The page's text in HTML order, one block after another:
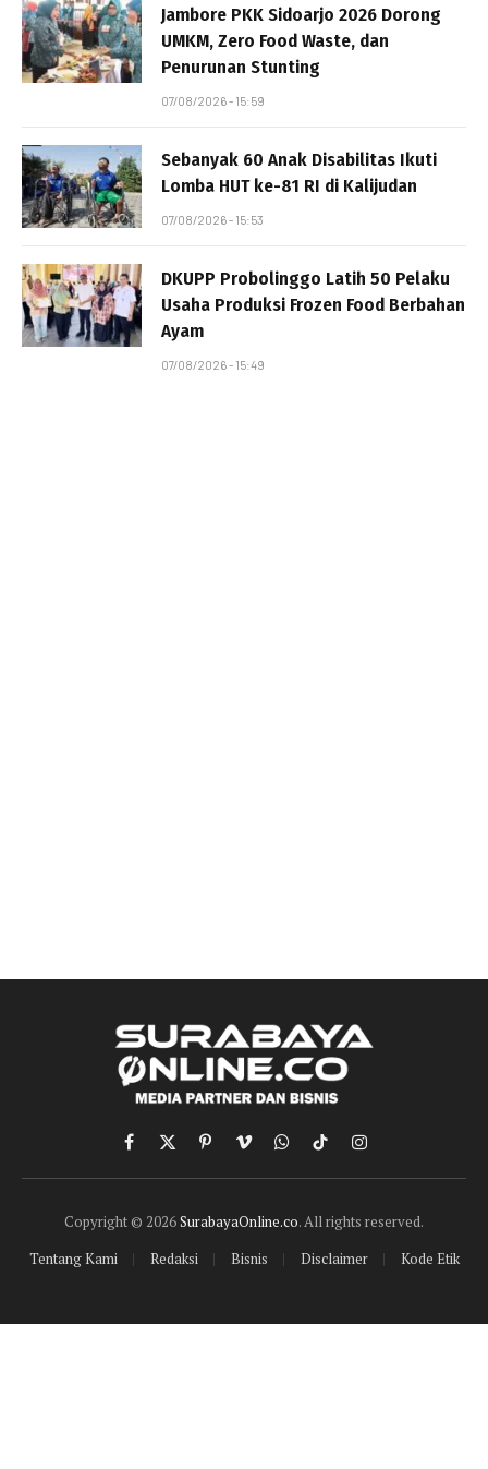
Jambore PKK Sidoarjo 2026 Dorong
UMKM, Zero Food Waste, dan
Penurunan Stunting
07/08/2026 - 15:59
Sebanyak 60 Anak Disabilitas Ikuti
Lomba HUT ke-81 RI di Kalijudan
07/08/2026 - 15:53
DKUPP Probolinggo Latih 50 Pelaku
Usaha Produksi Frozen Food Berbahan
Ayam
07/08/2026 - 15:49
Facebook
X
(Twitter)
PinterestVimeoWhatsApp
TikTokInstagram
Copyright © 2026SurabayaOnline.co. All rights reserved.
Tentang Kami
Redaksi Bisnis Disclaimer Kode Etik